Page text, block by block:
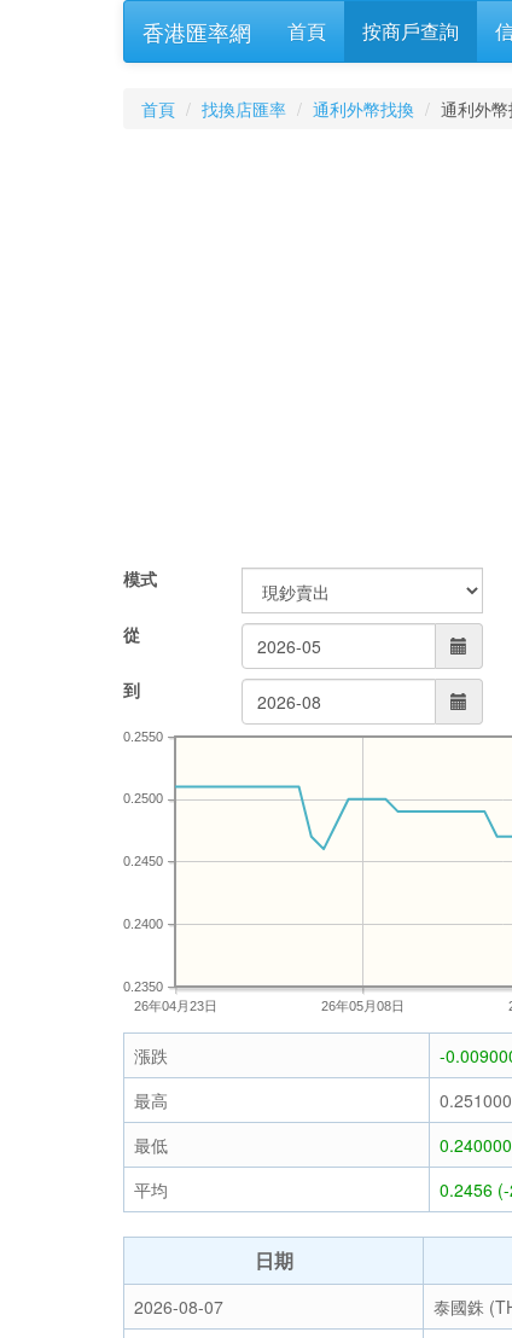
香港匯率網 首頁 按商戶查詢
首頁 找換店匯率 通利外幣找換 通利外
模式
從
到
26年04月23日 26年05月08日
0.2350
0.2400
0.2450
0.2500
0.2550
漲跌
-
最高
最低
平均
0.2456
日期
2026-08-07 泰國銖